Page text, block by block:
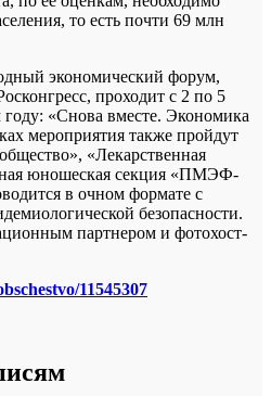
то есть почти 69 млн
экономический форум,
проходит с 2 по 5
«Снова вместе. Экономика
мероприятия также пройдут
«Лекарственная
юношеская секция «ПМЭФ-
в очном формате с
безопасности.
партнером и фотохост-
11545307